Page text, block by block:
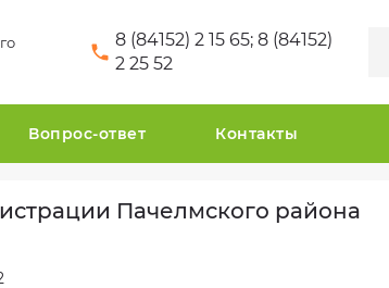
8 (84152) 2 15 65; 8 (84152)
2 25 52
Вопрос-ответ Контакты
Пачелмского района